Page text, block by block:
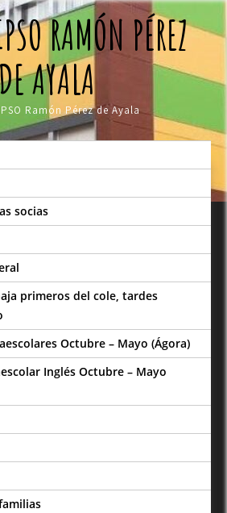
RAMÓN PÉREZ
AYALA
Ramón Pérez de Ayala
socias
primeros del cole, tardes
Octubre – Mayo (Ágora)
Inglés Octubre – Mayo